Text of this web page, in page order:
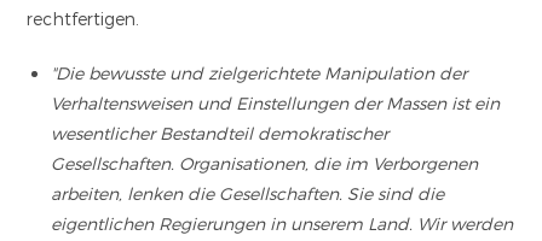
rechtfertigen.
"Die bewusste und zielgerichtete Manipulation der
Verhaltensweisen und Einstellungen der Massen ist ein
wesentlicher Bestandteil demokratischer
Gesellschaften. Organisationen, die im Verborgenen
arbeiten, lenken die Gesellschaften. Sie sind die
eigentlichen Regierungen in unserem Land. Wir werden